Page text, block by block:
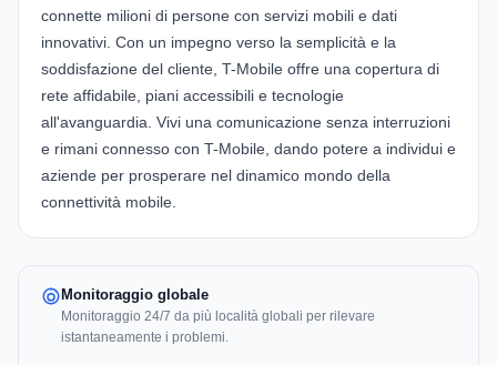
connette milioni di persone con servizi mobili e dati
innovativi. Con un impegno verso la semplicità e la
soddisfazione del cliente, T-Mobile offre una copertura di
rete affidabile, piani accessibili e tecnologie
all'avanguardia. Vivi una comunicazione senza interruzioni
e rimani connesso con T-Mobile, dando potere a individui e
aziende per prosperare nel dinamico mondo della
connettività mobile.
Monitoraggio globale
Monitoraggio 24/7 da più località globali per rilevare
istantaneamente i problemi.